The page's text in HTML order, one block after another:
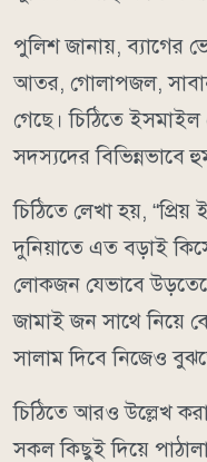
পুলিশ জানায়, ব্যাগের
আতর, গোলাপজল,
গেছে। চিঠিতে
সদস্যদের বিভিন্নভাবে
চিঠিতে লেখা হয়, “প্রিয়
দুনিয়াতে এত বড়াই
লোকজন যেভাবে
জামাই জন সাথে নিয়ে
সালাম দিবে নিজেও
চিঠিতে আরও উল্লেখ
সকল কিছুই দিয়ে